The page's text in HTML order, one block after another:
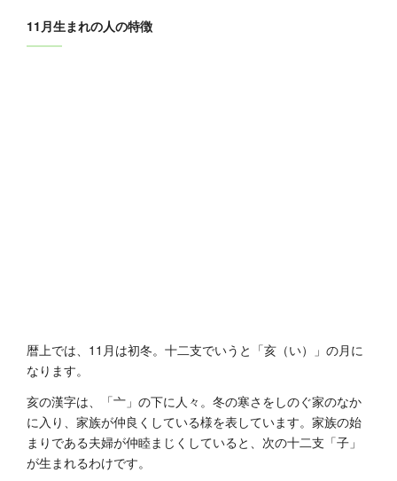
11月生まれの人の特徴
暦上では、11月は初冬。十二支でいうと「亥（い）」の月に
なります。
亥の漢字は、「亠」の下に人々。冬の寒さをしのぐ家のなか
に入り、家族が仲良くしている様を表しています。家族の始
まりである夫婦が仲睦まじくしていると、次の十二支「子」
が生まれるわけです。